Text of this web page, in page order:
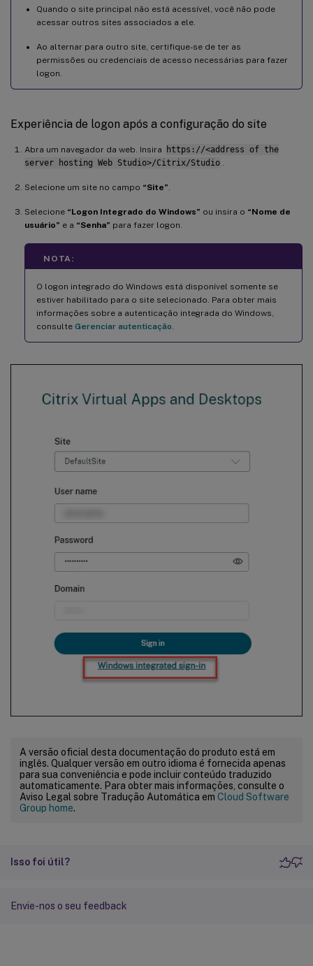
Quando o site principal não está acessível, você não pode
acessar outros sites associados a ele.
Ao alternar para outro site, certifique-se de ter as
permissões ou credenciais de acesso necessárias para fazer
logon.
Experiência de logon após a configuração do site
Abra um navegador da web. Insira
https://<address of the
server hosting Web Studio>/Citrix/Studio .
Selecione um site no campo “Site”.
Selecione “Logon Integrado do Windows” ou insira o “Nome de
usuário” e a “Senha” para fazer logon.
NOTA:
O logon integrado do Windows está disponível somente se
estiver habilitado para o site selecionado. Para obter mais
informações sobre a autenticação integrada do Windows,
consulte Gerenciar autenticação.
A versão oficial desta documentação do produto está em
inglês. Qualquer versão em outro idioma é fornecida apenas
para sua conveniência e pode incluir conteúdo traduzido
automaticamente. Para obter mais informações, consulte o
Aviso Legal sobre Tradução Automática em Cloud Software
Group home.
Isso foi útil?
Envie-nos o seu feedback